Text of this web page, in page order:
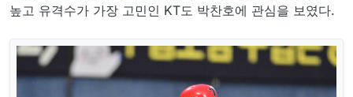
높고 유격수가 가장 고민인 KT도 박찬호에 관심을 보였다.